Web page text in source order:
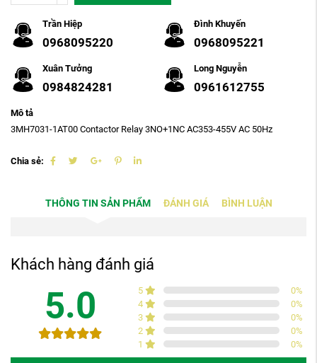
Trần Hiệp
0968095220
Đình Khuyến
0968095221
Xuân Tưởng
0984824281
Long Nguyễn
0961612755
Mô tả
3MH7031-1AT00 Contactor Relay 3NO+1NC AC353-455V AC 50Hz
Chia sẻ:
THÔNG TIN SẢN PHẨM ĐÁNH GIÁ BÌNH LUẬN
Khách hàng đánh giá
5.0 5 0%
4
0%
3
0%
2
0%
1
0%